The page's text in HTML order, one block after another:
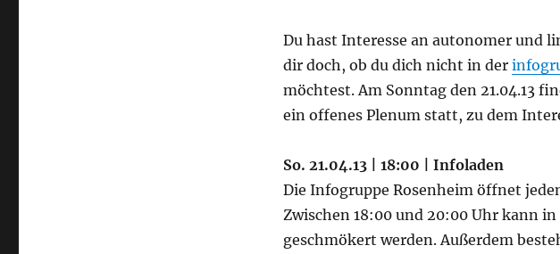
Du hast Interesse an autonomer und
dir doch, ob du dich nicht in der
möchtest. Am Sonntag den 21.04.13
ein offenes Plenum statt, zu dem
So. 21.04.13 | 18:00 | Infoladen
Die Infogruppe Rosenheim öffnet
Zwischen 18:00 und 20:00 Uhr kann
geschmökert werden. Außerdem